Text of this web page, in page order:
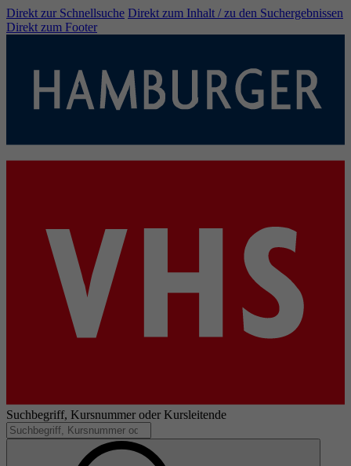
Direkt zur Schnellsuche Direkt zum Inhalt / zu den Suchergebnissen
Direkt zum Footer
Suchbegriff, Kursnummer oder Kursleitende